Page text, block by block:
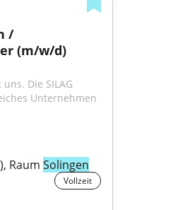
/
(m/w/d)
Die SILAG
Unternehmen
Raum Solingen
Vollzeit